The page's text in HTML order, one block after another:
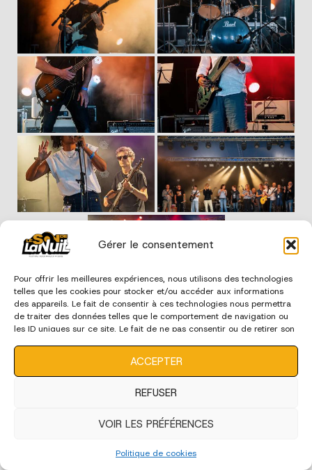
Gérer le consentement
Pour offrir les meilleures expériences, nous utilisons des technologies
telles que les cookies pour stocker et/ou accéder aux informations
des appareils. Le fait de consentir à ces technologies nous permettra
de traiter des données telles que le comportement de navigation ou
les ID uniques sur ce site. Le fait de ne pas consentir ou de retirer son
ACCEPTER
REFUSER
VOIR LES PRÉFÉRENCES
Politique de cookies
édition 2023